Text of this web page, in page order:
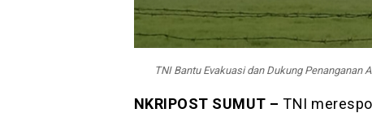
TNI Bantu Evakuasi dan Dukung Penanganan
NKRIPOST SUMUT – TNI